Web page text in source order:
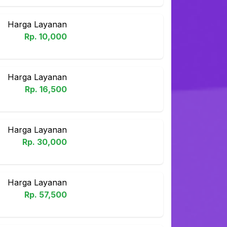
Harga Layanan
Rp. 10,000
Harga Layanan
Rp. 16,500
Harga Layanan
Rp. 30,000
Harga Layanan
Rp. 57,500